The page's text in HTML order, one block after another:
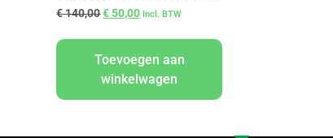
€140,00€50,00 Incl. BTW
Toevoegen aan
winkelwagen